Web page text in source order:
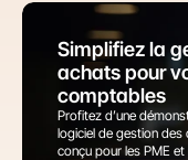
Simplifiez la
achats pour
comptables
Profitez d’une
logiciel de gestion des
conçu pour les PME